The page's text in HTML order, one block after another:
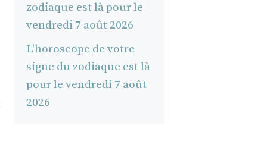
zodiaque est là pour le
vendredi 7 août 2026
L'horoscope de votre
signe du zodiaque est là
pour le vendredi 7 août
2026